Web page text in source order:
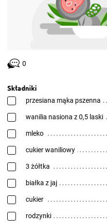
0
Składniki
przesiana mąka pszenna
wanilia nasiona z 0,5 laski
mleko
cukier waniliowy
3 żółtka
białka z jaj
cukier
rodzynki